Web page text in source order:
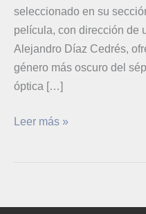
seleccionado en su
película, con dirección de
Alejandro Díaz Cedrés,
género más oscuro del
óptica […]
Leer más »